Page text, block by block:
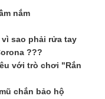
nắm
sao phải rửa tay
???
với trò chơi "Rắn
chắn bảo hộ